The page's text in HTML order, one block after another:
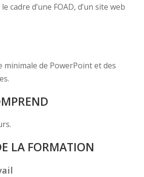
cadre d’une FOAD, d’un site web
minimale de PowerPoint et des
LA FORMATION